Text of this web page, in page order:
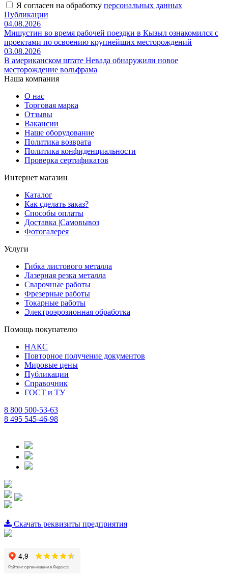
Я согласен на обработку персональных данных
Публикации
04.08.2026
Мишустин во время рабочей поездки в Кызыл ознакомился с
проектами по освоению крупнейших месторождений
03.08.2026
В американском штате Невада обнаружили новое
месторождение вольфрама
Наша компания
О нас
Торговая марка
Отзывы
Вакансии
Наше оборудование
Политика возврата
Политика конфиденциальности
Проверка сертификатов
Интернет магазин
Каталог
Как сделать заказ?
Способы оплаты
Доставка |Cамовывоз
Фотогалерея
Услуги
Гибка листового металла
Лазерная резка металла
Сварочные работы
Фрезерные работы
Токарные работы
Электроэрозионная обработка
Помощь покупателю
НАКС
Повторное получение документов
Мировые цены
Публикации
Справочник
ГОСТ и ТУ
8 800 500-53-63
8 495 545-46-98
Скачать реквизиты предприятия